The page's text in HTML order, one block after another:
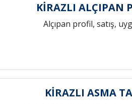
KİRAZLI ALÇIPAN
Alçıpan profil, satış,
KİRAZLI ASMA